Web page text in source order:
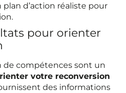
plan d’action réaliste pour
pour orienter
de compétences sont un
votre reconversion
des informations